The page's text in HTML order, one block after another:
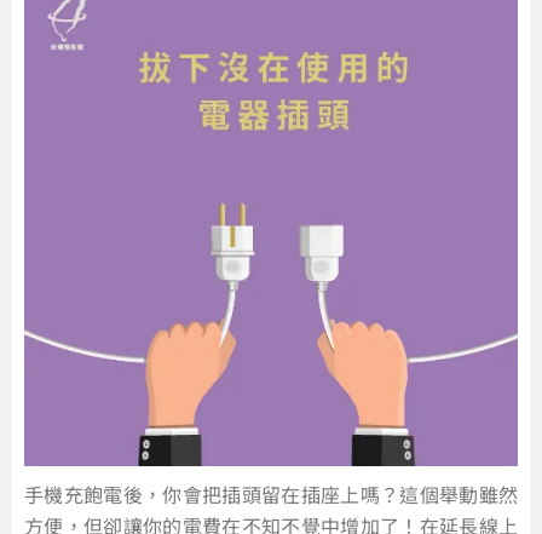
手機充飽電後，你會把插頭留在插座上嗎？這個舉動雖然
方便，但卻讓你的電費在不知不覺中增加了！在延長線上